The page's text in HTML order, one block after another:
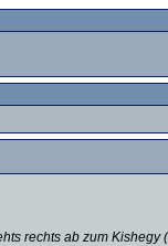
rechts ab zum